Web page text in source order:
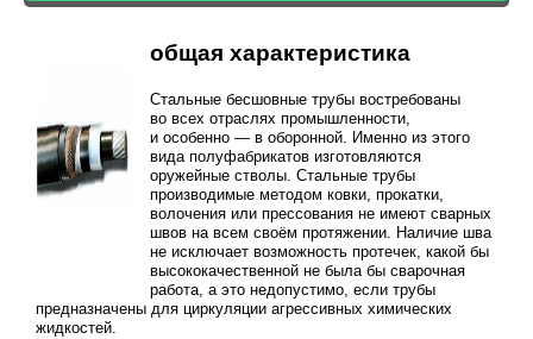
общая характеристика
Стальные бесшовные трубы востребованы
во всех отраслях промышленности,
и особенно — в оборонной. Именно из этого
вида полуфабрикатов изготовляются
оружейные стволы. Стальные трубы
производимые методом ковки, прокатки,
волочения или прессования не имеют сварных
швов на всем своём протяжении. Наличие шва
не исключает возможность протечек, какой бы
высококачественной не была бы сварочная
работа, а это недопустимо, если трубы
предназначены для циркуляции агрессивных химических
жидкостей.